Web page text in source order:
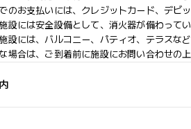
のお支払いには、クレジットカード、デビ
設には安全設備として、消火器が備わって
設には、バルコニー、パティオ、テラスな
場合は、ご到着前に施設にお問い合わせの